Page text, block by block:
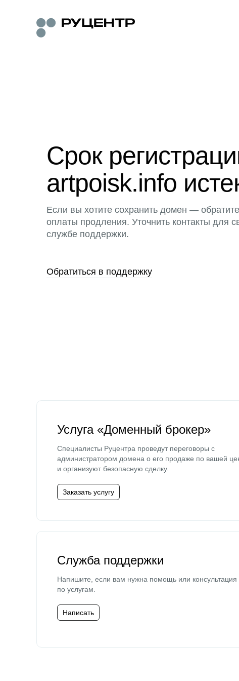
Срок
artpoisk.info
Если вы хотите сохранить домен —
оплаты продления. Уточнить контакты для
службе поддержки.
Обратиться в поддержку
Услуга «Доменный брокер»
Специалисты Руцентра проведут переговоры с
администратором домена о его продаже по вашей
и организуют безопасную сделку.
Заказать услугу
Служба поддержки
Напишите, если вам нужна помощь или консультация
по услугам.
Написать